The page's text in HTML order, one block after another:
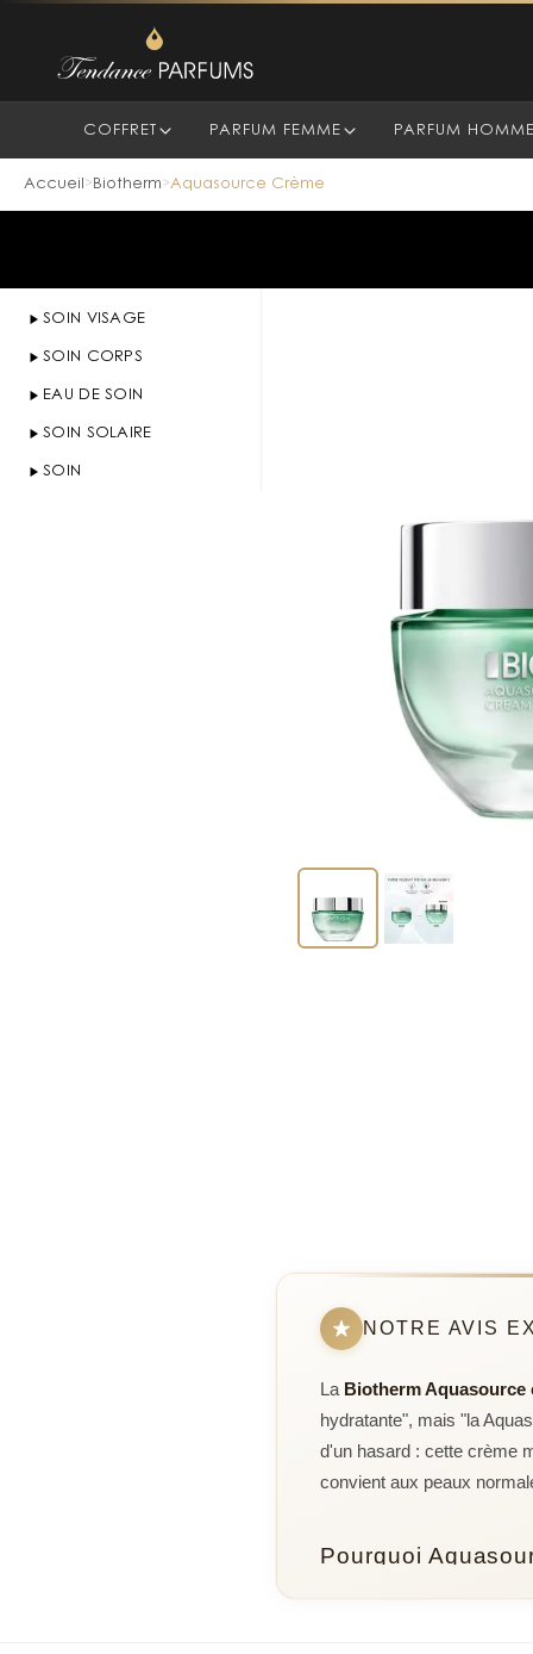
COFFRET PARFUM FEMME PARFUM HOMME
Accueil > Biotherm>Aquasource Crème
SOIN VISAGE
SOIN CORPS
EAU DE SOIN
SOIN SOLAIRE
SOIN
NOTRE AVIS
La Biotherm Aquasource
hydratante", mais "la
d'un hasard : cette crème
convient aux peaux
Pourquoi